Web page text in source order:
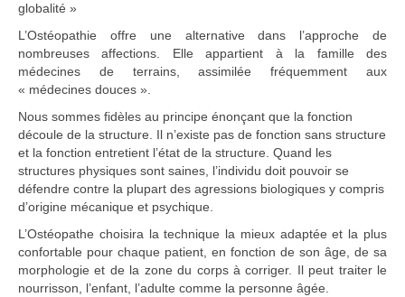
globalité »
L’Ostéopathie offre une alternative dans l’approche de
nombreuses affections. Elle appartient à la famille des
médecines de terrains, assimilée fréquemment aux
« médecines douces ».
Nous sommes fidèles au principe énonçant que la fonction
découle de la structure. Il n’existe pas de fonction sans structure
et la fonction entretient l’état de la structure. Quand les
structures physiques sont saines, l’individu doit pouvoir se
défendre contre la plupart des agressions biologiques y compris
d’origine mécanique et psychique.
L’Ostéopathe choisira la technique la mieux adaptée et la plus
confortable pour chaque patient, en fonction de son âge, de sa
morphologie et de la zone du corps à corriger. Il peut traiter le
nourrisson, l’enfant, l’adulte comme la personne âgée.